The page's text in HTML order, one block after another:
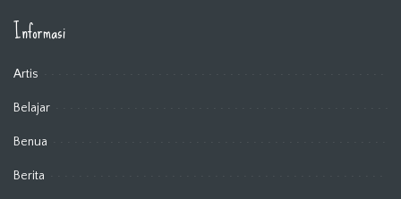
Informasi
Artis
Belajar
Benua
Berita